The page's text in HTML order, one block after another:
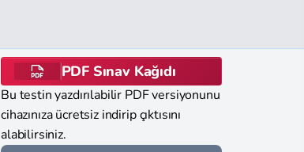
PDF Sınav Kağıdı
Bu testin yazdırılabilir PDF versiyonunu
cihazınıza ücretsiz indirip çıktısını
alabilirsiniz.